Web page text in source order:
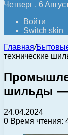
Четверг , 6
Войти
Switch skin
Главная/
технические
шильды —
24.04.2024
0 Время чтения: